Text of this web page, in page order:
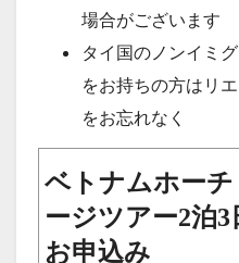
場合がございます
タイ国のノンイミ
をお持ちの方はリ
をお忘れなく